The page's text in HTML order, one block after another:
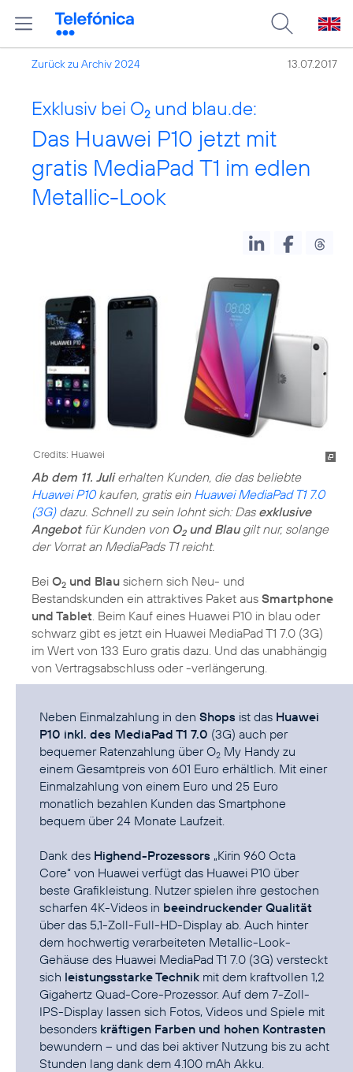
Zurück zu Archiv 2024 13.07.2017
Exklusiv bei O2 und blau.de:
Das Huawei P10 jetzt mit
gratis MediaPad T1 im edlen
Metallic-Look
Credits: Huawei
Ab dem 11. Julierhalten Kunden, die das beliebte
Huawei P10kaufen, gratis ein Huawei MediaPad T1 7.0
(3G)dazu. Schnell zu sein lohnt sich: Das exklusive
Angebotfür Kunden von O2und Blaugilt nur, solange
der Vorrat an MediaPads T1 reicht.
Bei O2 und Blau sichern sich Neu- und
Bestandskunden ein attraktives Paket aus Smartphone
und Tablet . Beim Kauf eines Huawei P10 in blau oder
schwarz gibt es jetzt ein Huawei MediaPad T1 7.0 (3G)
im Wert von 133 Euro gratis dazu. Und das unabhängig
von Vertragsabschluss oder -verlängerung.
Neben Einmalzahlung in den Shops ist das Huawei
P10 inkl. des MediaPad T1 7.0 (3G) auch per
bequemer Ratenzahlung überO2 My Handy zu
einem Gesamtpreis von 601 Euro erhältlich. Mit einer
Einmalzahlung von einem Euro und 25 Euro
monatlich bezahlen Kunden das Smartphone
bequem über 24 Monate Laufzeit.
Dank des Highend-Prozessors „Kirin 960 Octa
Core“ von Huawei verfügt das Huawei P10 über
beste Grafikleistung. Nutzer spielen ihre gestochen
scharfen 4K-Videos in beeindruckender Qualität
über das 5,1-Zoll-Full-HD-Display ab. Auch hinter
dem hochwertig verarbeiteten Metallic-Look-
Gehäuse des Huawei MediaPad T1 7.0 (3G) versteckt
sich leistungsstarke Technik mit dem kraftvollen 1,2
Gigahertz Quad-Core-Prozessor. Auf dem 7-Zoll-
IPS-Display lassen sich Fotos, Videos und Spiele mit
besonders kräftigen Farben und hohen Kontrasten
bewundern – und das bei aktiver Nutzung bis zu acht
Stunden lang dank dem 4.100 mAh Akku.